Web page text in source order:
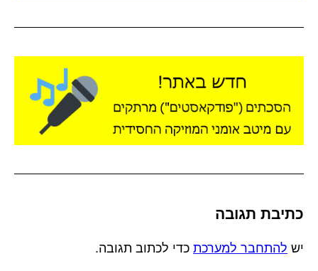
כתיבת תגובה
יש להתחבר למערכת כדי לכתוב תגובה.